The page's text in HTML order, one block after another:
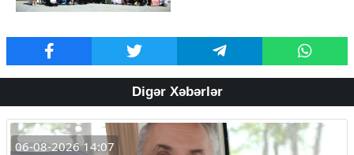
Digər Xəbərlər
06-08-2026 14:07